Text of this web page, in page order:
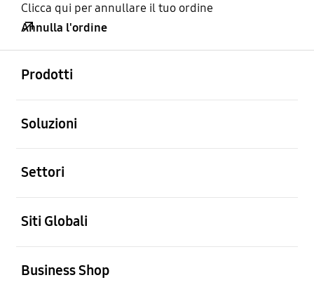
Clicca qui per annullare il tuo ordine
Annulla l'ordine
Prodotti
Soluzioni
Settori
Siti Globali
Business Shop